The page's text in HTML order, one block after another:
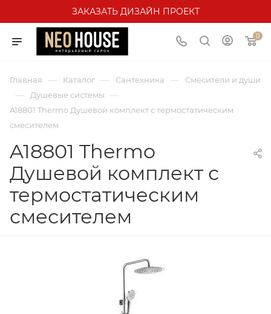
ЗАКАЗАТЬ ДИЗАЙН ПРОЕКТ
0
Главная — Каталог — Сантехника — Смесители и души
— Душевые системы —
A18801 Thermo Душевой комплект с термостатическим
смесителем
A18801 Thermo
Душевой комплект с
термостатическим
смесителем